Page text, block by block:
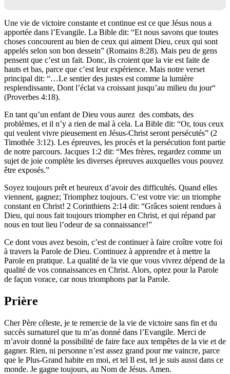
Une vie de victoire constante et continue est ce que Jésus nous a
apportée dans l’Evangile. La Bible dit: “Et nous savons que toutes
choses concourent au bien de ceux qui aiment Dieu, ceux qui sont
appelés selon son bon dessein” (Romains 8:28). Mais peu de gens
pensent que c’est un fait. Donc, ils croient que la vie est faite de
hauts et bas, parce que c’est leur expérience. Mais notre verset
principal dit: “…Le sentier des justes est comme la lumière
resplendissante, Dont l’éclat va croissant jusqu’au milieu du jour“
(Proverbes 4:18).
En tant qu’un enfant de Dieu vous aurez des combats, des
problèmes, et il n’y a rien de mal à cela. La Bible dit: “Or, tous ceux
qui veulent vivre pieusement en Jésus-Christ seront persécutés” (2
Timothée 3:12). Les épreuves, les procès et la persécution font partie
de notre parcours. Jacques 1:2 dit: “Mes frères, regardez comme un
sujet de joie complète les diverses épreuves auxquelles vous pouvez
être exposés.”
Soyez toujours prêt et heureux d’avoir des difficultés. Quand elles
viennent, gagnez; Triomphez toujours. C’est votre vie: un triomphe
constant en Christ! 2 Corinthiens 2:14 dit: “Grâces soient rendues à
Dieu, qui nous fait toujours triompher en Christ, et qui répand par
nous en tout lieu l’odeur de sa connaissance!”
Ce dont vous avez besoin, c’est de continuer à faire croître votre foi
à travers la Parole de Dieu. Continuez à apprendre et à mettre la
Parole en pratique. La qualité de la vie que vous vivrez dépend de la
qualité de vos connaissances en Christ. Alors, optez pour la Parole
de façon vorace, car nous triomphons par la Parole.
Prière
Cher Père céleste, je te remercie de la vie de victoire sans fin et du
succès surnaturel que tu m’as donné dans l’Evangile. Merci de
m’avoir donné la possibilité de faire face aux tempêtes de la vie et de
gagner. Rien, ni personne n’est assez grand pour me vaincre, parce
que le Plus-Grand habite en moi, et tel Il est, tel je suis aussi dans ce
monde. Je gagne toujours, au Nom de Jésus. Amen.